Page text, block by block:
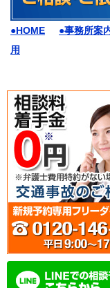
●HOME ●事務所案
用